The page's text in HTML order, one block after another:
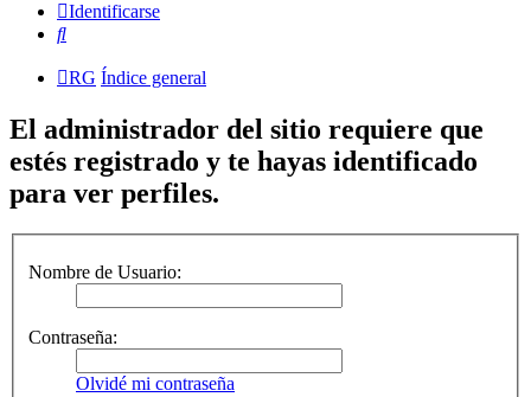
Identificarse
Buscar
RG Índice general
El administrador del sitio requiere que
estés registrado y te hayas identificado
para ver perfiles.
Nombre de Usuario:
Contraseña:
Olvidé mi contraseña